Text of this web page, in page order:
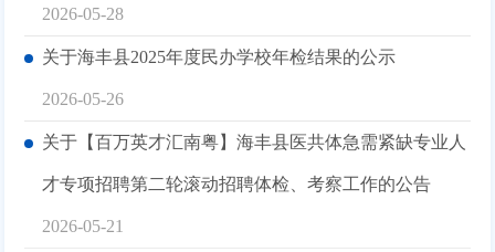
2026-05-28
关于海丰县2025年度民办学校年检结果的公示
2026-05-26
关于【百万英才汇南粤】海丰县医共体急需紧缺专业人
才专项招聘第二轮滚动招聘体检、考察工作的公告
2026-05-21